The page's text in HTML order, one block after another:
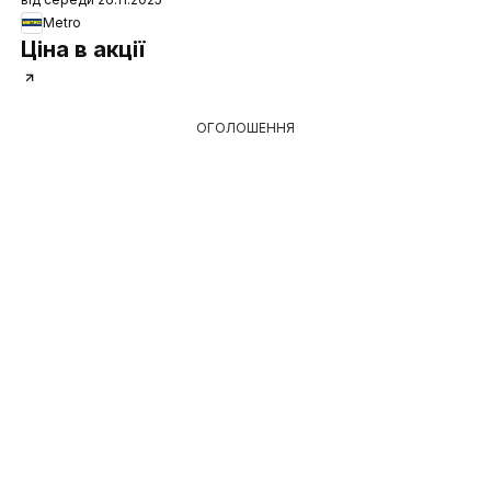
Metro
Ціна в акції
ОГОЛОШЕННЯ